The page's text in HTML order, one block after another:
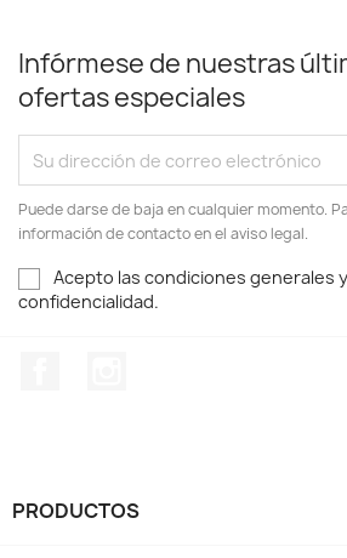
Infórmese de nuestras
ofertas especiales
Puede darse de baja en cualquier momento.
información de contacto en el aviso legal.
Acepto las condiciones generales
confidencialidad.
PRODUCTOS